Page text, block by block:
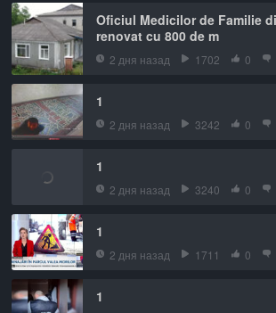
Oficiul Medicilor de Familie
renovat cu 800 de m
2 дня назад 1702 0
1
2 дня назад 3242 0
1
2 дня назад 3240 0
1
2 дня назад 1711 0
1